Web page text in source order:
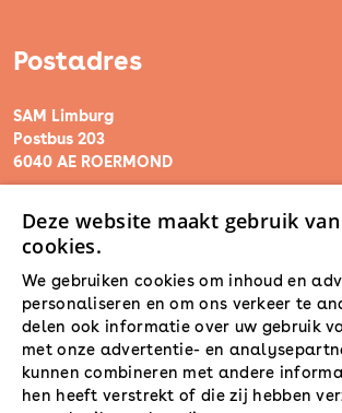
Postadres
SAM Limburg
Postbus 203
6040 AE ROERMOND
steunpunt@sam-limburg.nl
0475-399281
Deze website maakt gebruik van
cookies.
We gebruiken cookies om inhoud en
personaliseren en om ons verkeer te
delen ook informatie over uw gebruik
met onze advertentie- en
kunnen combineren met andere
hen heeft verstrekt of die zij hebben